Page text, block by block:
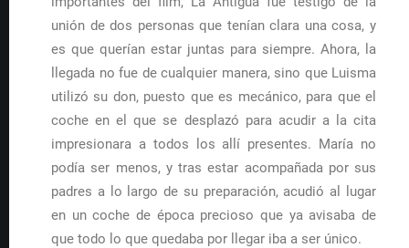
unión de dos personas que tenían clara una cosa, y
es que querían estar juntas para siempre. Ahora, la
llegada no fue de cualquier manera, sino que Luisma
utilizó su don, puesto que es mecánico, para que el
coche en el que se desplazó para acudir a la cita
impresionara a todos los allí presentes. María no
podía ser menos, y tras estar acompañada por sus
padres a lo largo de su preparación, acudió al lugar
en un coche de época precioso que ya avisaba de
que todo lo que quedaba por llegar iba a ser único.